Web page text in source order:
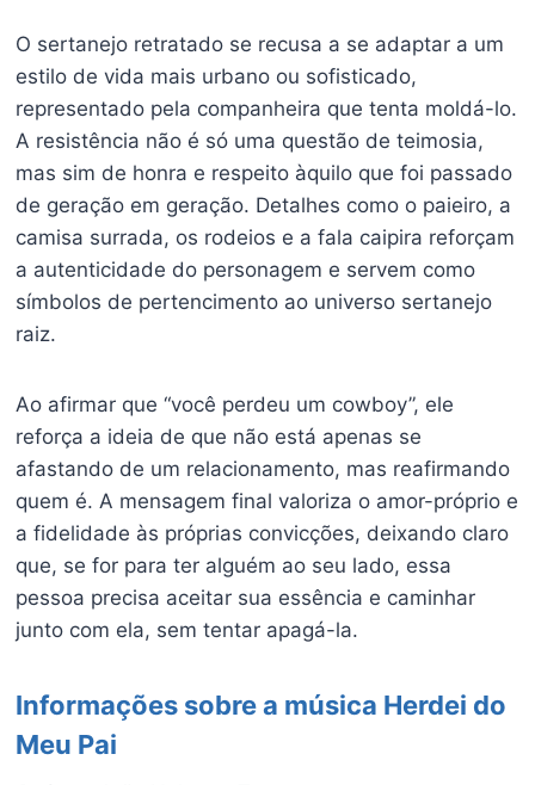
O sertanejo retratado se recusa a se adaptar a um
estilo de vida mais urbano ou sofisticado,
representado pela companheira que tenta moldá-lo.
A resistência não é só uma questão de teimosia,
mas sim de honra e respeito àquilo que foi passado
de geração em geração. Detalhes como o paieiro, a
camisa surrada, os rodeios e a fala caipira reforçam
a autenticidade do personagem e servem como
símbolos de pertencimento ao universo sertanejo
raiz.
Ao afirmar que “você perdeu um cowboy”, ele
reforça a ideia de que não está apenas se
afastando de um relacionamento, mas reafirmando
quem é. A mensagem final valoriza o amor-próprio e
a fidelidade às próprias convicções, deixando claro
que, se for para ter alguém ao seu lado, essa
pessoa precisa aceitar sua essência e caminhar
junto com ela, sem tentar apagá-la.
Informações sobre a música Herdei do
Meu Pai